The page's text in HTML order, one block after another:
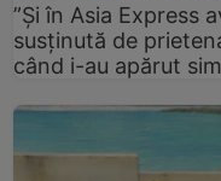
”Și în Asia Express
susținută de
când i-au apărut